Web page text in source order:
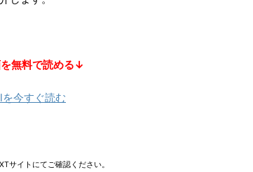
無料で読める↓
今すぐ読む
サイトにてご確認ください。